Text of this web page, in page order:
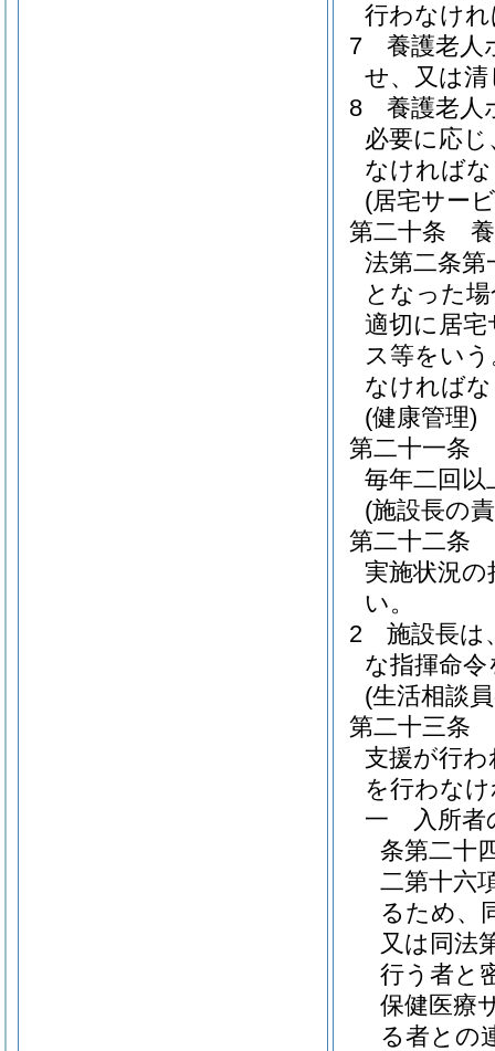
行わなけ
7
養護老人
せ、又は
8
養護老人
必要に応
なければ
(居宅サー
第二十条
法第二条
となった
適切に居
ス等をい
なければ
(健康管理)
第二十一条
毎年二回
(施設長の
第二十二条
実施状況
い。
2
施設長は
な指揮命
(生活相談
第二十三条
支援が行
を行わな
一
入所
条第二十
二第十六
るため、
又は同法
行う者と
保健医療
る者との